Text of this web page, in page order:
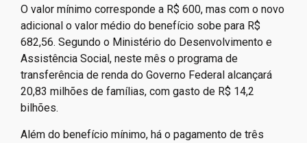
O valor mínimo corresponde a R$ 600, mas com o novo
adicional o valor médio do benefício sobe para R$
682,56. Segundo o Ministério do Desenvolvimento e
Assistência Social, neste mês o programa de
transferência de renda do Governo Federal alcançará
20,83 milhões de famílias, com gasto de R$ 14,2
bilhões.
Além do benefício mínimo, há o pagamento de três